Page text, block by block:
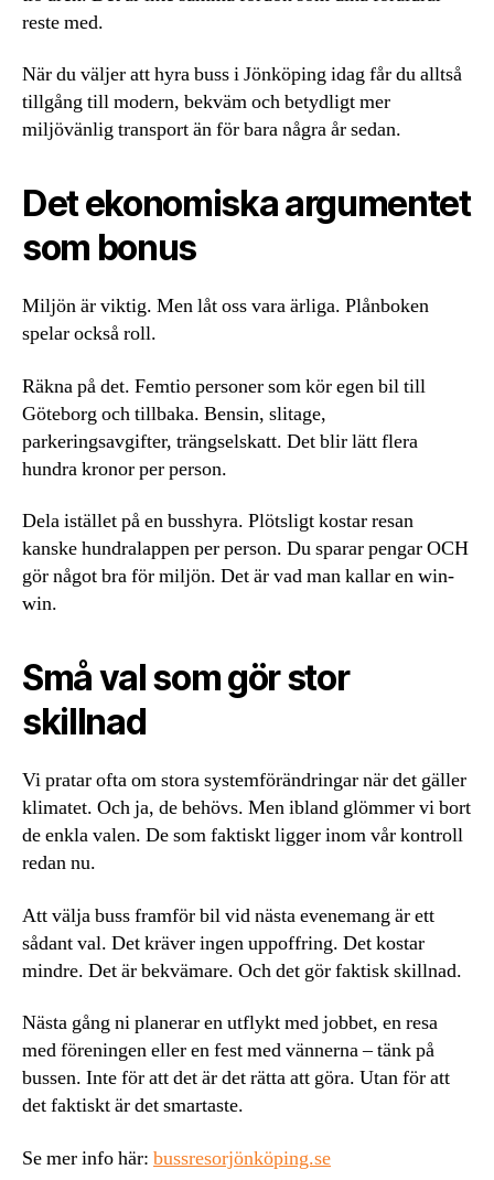
reste med.
När du väljer att hyra buss i Jönköping idag får du alltså
tillgång till modern, bekväm och betydligt mer
miljövänlig transport än för bara några år sedan.
Det ekonomiska argumentet
som bonus
Miljön är viktig. Men låt oss vara ärliga. Plånboken
spelar också roll.
Räkna på det. Femtio personer som kör egen bil till
Göteborg och tillbaka. Bensin, slitage,
parkeringsavgifter, trängselskatt. Det blir lätt flera
hundra kronor per person.
Dela istället på en busshyra. Plötsligt kostar resan
kanske hundralappen per person. Du sparar pengar OCH
gör något bra för miljön. Det är vad man kallar en win-
win.
Små val som gör stor
skillnad
Vi pratar ofta om stora systemförändringar när det gäller
klimatet. Och ja, de behövs. Men ibland glömmer vi bort
de enkla valen. De som faktiskt ligger inom vår kontroll
redan nu.
Att välja buss framför bil vid nästa evenemang är ett
sådant val. Det kräver ingen uppoffring. Det kostar
mindre. Det är bekvämare. Och det gör faktisk skillnad.
Nästa gång ni planerar en utflykt med jobbet, en resa
med föreningen eller en fest med vännerna – tänk på
bussen. Inte för att det är det rätta att göra. Utan för att
det faktiskt är det smartaste.
Se mer info här: bussresorjönköping.se